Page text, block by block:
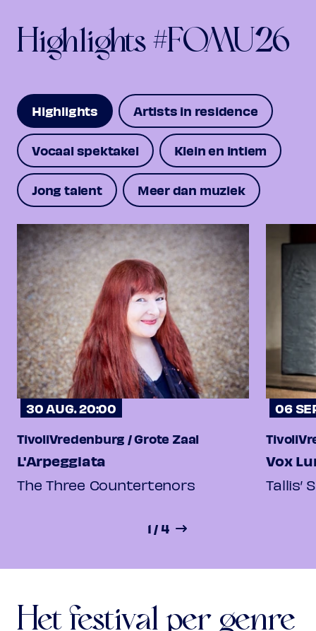
Highlights #FOMU26
Highlights Artists in residence
Vocaal spektakel Klein en intiem
Jong talent Meer dan muziek
1/4
30 AUG. 20:00
TivoliVredenburg / Grote Zaal
L'Arpeggiata
The Three Countertenors
06
Vox
Tallis’
1/4
1/4
1/4
1/4
1/4
Het festival per genre